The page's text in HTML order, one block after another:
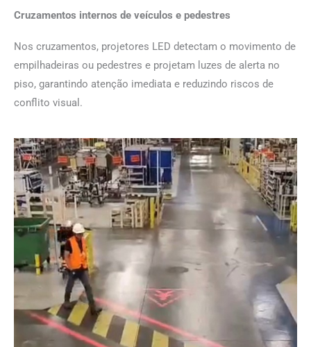
Cruzamentos internos de veículos e pedestres
Nos cruzamentos, projetores LED detectam o movimento de
empilhadeiras ou pedestres e projetam luzes de alerta no
piso, garantindo atenção imediata e reduzindo riscos de
conflito visual.